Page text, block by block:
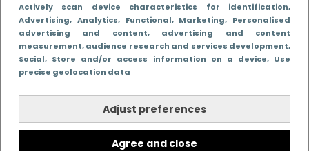
Actively scan device characteristics for identification,
Advertising, Analytics, Functional, Marketing, Personalised
advertising and content, advertising and content
measurement, audience research and services development,
Social, Store and/or access information on a device, Use
precise geolocation data
Adjust preferences
Agree and close